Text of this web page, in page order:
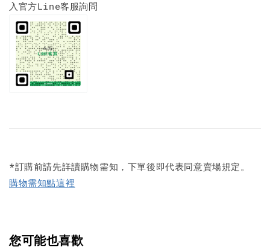
入官方Line客服詢問
*訂購前請先詳讀購物需知，下單後即代表同意賣場規定。
購物需知點這裡
您可能也喜歡